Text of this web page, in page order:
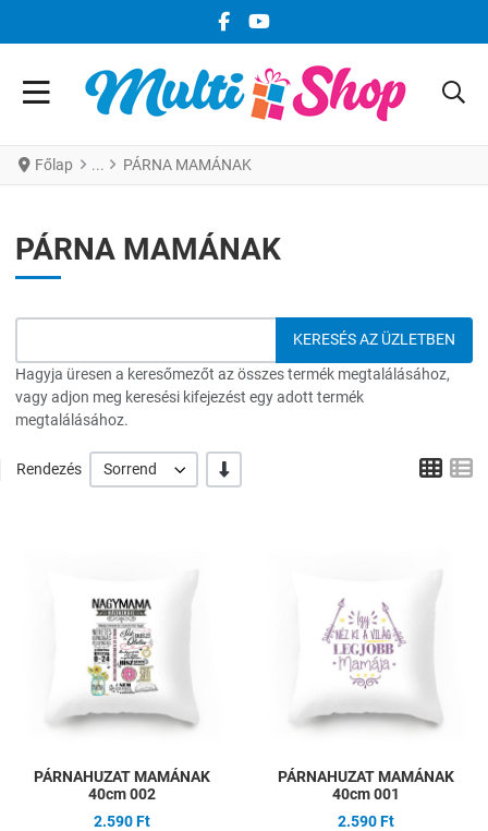
FACEBOOK KÖZÖSSÉGI LINK
YOUTUBE KÖZÖSSÉGI LINK
Főlap PÁRNA MAMÁNAK
PÁRNA MAMÁNAK
Hagyja üresen a keresőmezőt az összes termék megtalálásához,
vagy adjon meg keresési kifejezést egy adott termék
megtalálásához.
Rendezés Sorrend -/+ Grid
Összehasonlítás
PÁRNAHUZAT MAMÁNAK
40cm 002
2.590 Ft
PÁRNAHUZAT MAMÁNAK
40cm 001
2.590 Ft